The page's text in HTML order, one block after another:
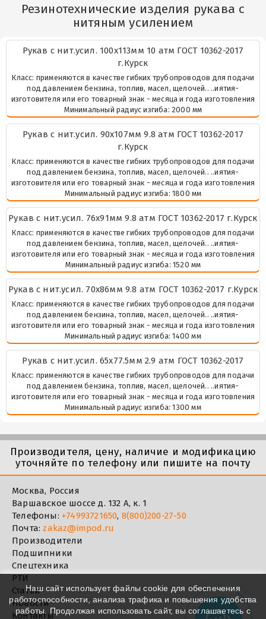
Резинотехнические изделия рукава с
нитяным усилением
Рукав с нит.усил. 100х113мм 10 атм ГОСТ 10362-2017
г.Курск
Класс: применяются в качестве гибких трубопроводов для подачи
под давлением бензина, топлив, масел, щелочей.. ..иятия-
изготовителя или его товарный знак - месяца и года изготовления
Минимальный радиус изгиба: 2000 мм
Рукав с нит.усил. 90х107мм 9.8 атм ГОСТ 10362-2017
г.Курск
Класс: применяются в качестве гибких трубопроводов для подачи
под давлением бензина, топлив, масел, щелочей.. ..иятия-
изготовителя или его товарный знак - месяца и года изготовления
Минимальный радиус изгиба: 1800 мм
Рукав с нит.усил. 76х91мм 9.8 атм ГОСТ 10362-2017 г.Курск
Класс: применяются в качестве гибких трубопроводов для подачи
под давлением бензина, топлив, масел, щелочей.. ..иятия-
изготовителя или его товарный знак - месяца и года изготовления
Минимальный радиус изгиба: 1520 мм
Рукав с нит.усил. 70х86мм 9.8 атм ГОСТ 10362-2017 г.Курск
Класс: применяются в качестве гибких трубопроводов для подачи
под давлением бензина, топлив, масел, щелочей.. ..иятия-
изготовителя или его товарный знак - месяца и года изготовления
Минимальный радиус изгиба: 1400 мм
Рукав с нит.усил. 65х77.5мм 2.9 атм ГОСТ 10362-2017
Класс: применяются в качестве гибких трубопроводов для подачи
под давлением бензина, топлив, масел, щелочей.. ..иятия-
изготовителя или его товарный знак - месяца и года изготовления
Минимальный радиус изгиба: 1300 мм
Производителя, цену, наличие и модификацию
уточняйте по телефону или пишите на почту
Москва, Россия
Варшавское шоссе д. 132 А, к. 1
Телефоны: +74993721650, 8(800)200-27-50
Почта:zakaz@impod.ru
Производители
Подшипники
Спецтехника
РТИ
Статьи
Новости
Контакты
Наш сайт использует файлы cookie для обеспечения
работоспособности, анализа трафика и повышения удобства
работы. Продолжая использовать сайт, вы соглашаетесь с